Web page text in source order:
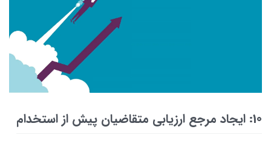
10: ایجاد مرجع ارزیابی متقاضیان پیش از استخدام